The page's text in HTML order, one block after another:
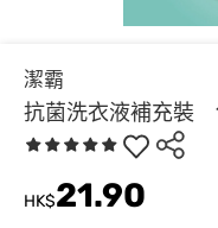
潔霸
抗菌洗衣液補充裝
HK$21.90